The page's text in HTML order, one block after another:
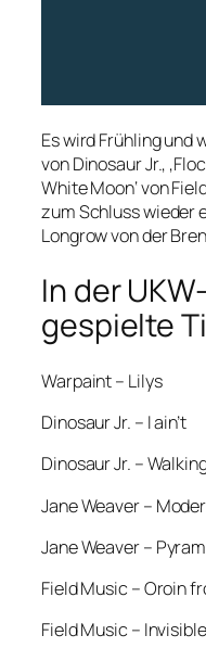
Es wird Frühling und
von Dinosaur Jr.,
White Moon‘ von
zum Schluss wieder
Longrow von der
In der
gespielte
Warpaint – Lilys
Dinosaur Jr. – I ain’t
Dinosaur Jr. –
Jane Weaver –
Jane Weaver –
Field Music – Oroin
Field Music –